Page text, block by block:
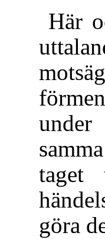
Här
under
taget
göra